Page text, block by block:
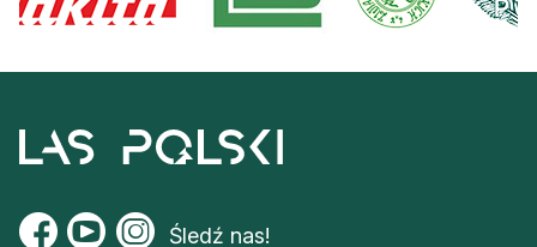
Śledź nas!